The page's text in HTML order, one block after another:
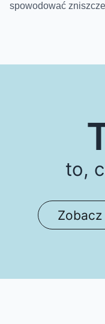
spowodować
to,